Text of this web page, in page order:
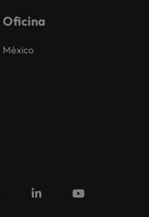
Oficina
México